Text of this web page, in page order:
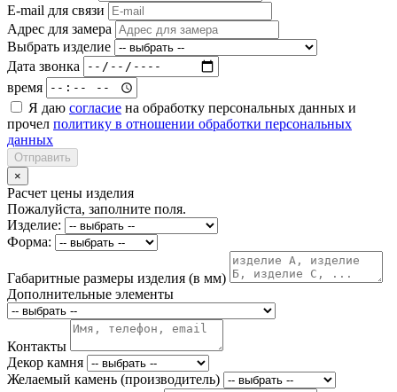
E-mail для связи
Адрес для замера
Выбрать изделие
Дата звонка
время
Я даю согласие на обработку персональных данных и
прочел политику в отношении обработки персональных
данных
Отправить
×
Расчет цены изделия
Пожалуйста, заполните поля.
Изделие:
Форма:
Габаритные размеры изделия (в мм)
Дополнительные элементы
Контакты
Декор камня
Желаемый камень (производитель)